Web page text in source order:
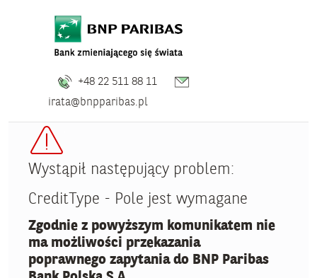
+48 22 511 88 11
irata@bnpparibas.pl
Wystąpił następujący problem:
CreditType - Pole jest wymagane
Zgodnie z powyższym komunikatem nie
ma możliwości przekazania
poprawnego zapytania do BNP Paribas